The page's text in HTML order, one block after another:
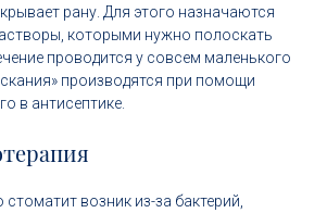
рану. Для этого назначаются
которыми нужно полоскать
проводится у совсем маленького
производятся при помощи
в антисептике.
возник из-за бактерий,